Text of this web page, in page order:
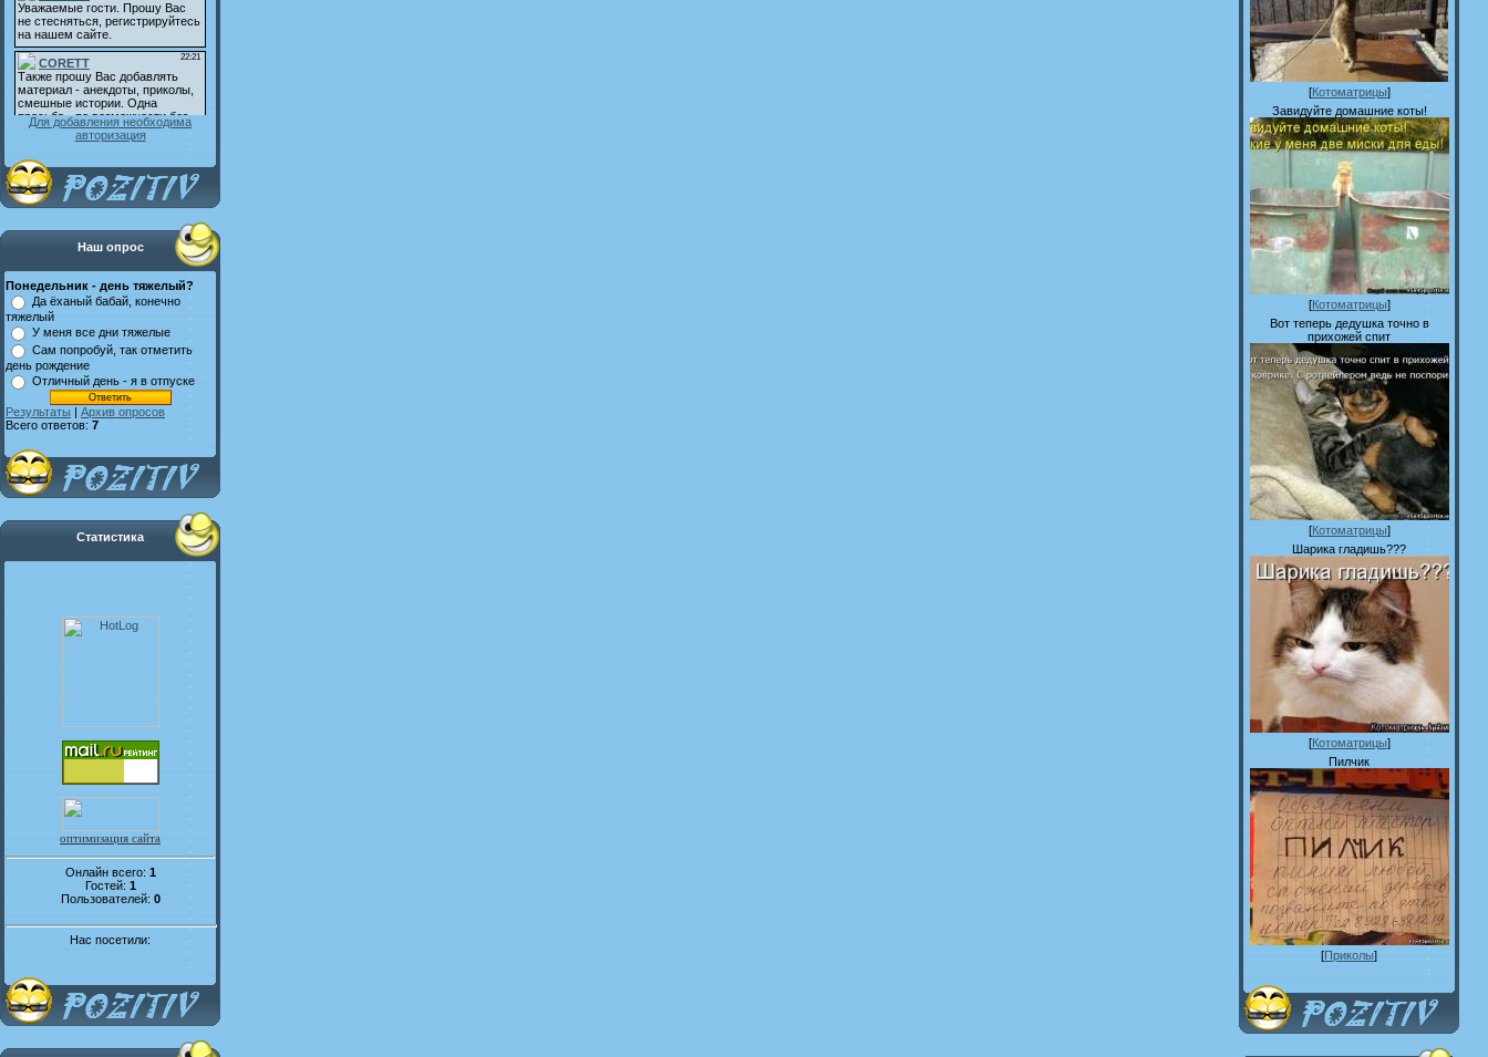
Для добавления необходима
авторизация
Наш опрос
Понедельник - день тяжелый?
Да ёханый бабай, конечно
тяжелый
У меня все дни тяжелые
Сам попробуй, так отметить
день рождение
Отличный день - я в отпуске
Результаты | Архив опросов
Всего ответов: 7
Статистика
оптимизация сайта
Онлайн всего: 1
Гостей: 1
Пользователей: 0
Нас посетили:
[Котоматрицы]
Завидуйте домашние коты!
[Котоматрицы]
Вот теперь дедушка точно в
прихожей спит
[Котоматрицы]
Шарика гладишь???
[Котоматрицы]
Пилчик
[Приколы]